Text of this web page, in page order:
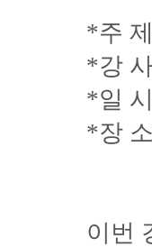
*주
*강
*일
*장
이번